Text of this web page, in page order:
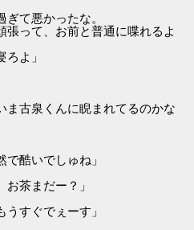
て悪かったな。
て、お前と普通に喋れるよ
よ」
ま古泉くんに睨まれてるのかな
酷いでしゅね」
茶まだー？」
すぐでぇーす」